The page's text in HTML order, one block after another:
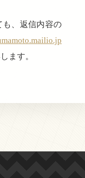
、返信内容の
ます。